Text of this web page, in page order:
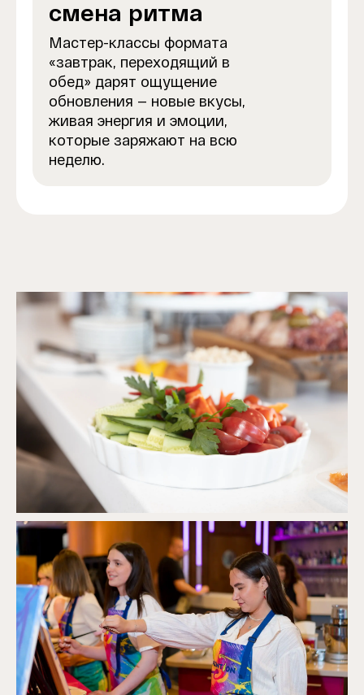
смена ритма
Мастер-классы формата
«завтрак, переходящий в
обед» дарят ощущение
обновления — новые вкусы,
живая энергия и эмоции,
которые заряжают на всю
неделю.